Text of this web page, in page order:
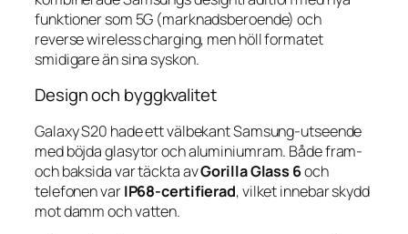
funktioner som 5G (marknadsberoende) och
reverse wireless charging, men höll formatet
smidigare än sina syskon.
Design och byggkvalitet
Galaxy S20 hade ett välbekant Samsung-utseende
med böjda glasytor och aluminiumram. Både fram-
och baksida var täckta avGorilla Glass 6och
telefonen varIP68-certifierad, vilket innebar skydd
mot damm och vatten.